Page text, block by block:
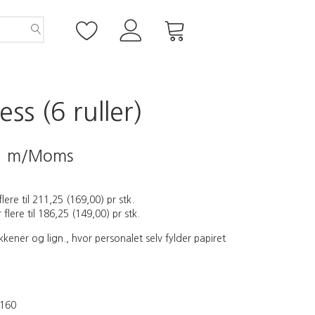
(6 ruller)
m/Moms
til 211,25 ( 169,00) pr stk.
flere til 186,25 ( 149,00) pr stk.
og lign., hvor personalet selv fylder papiret